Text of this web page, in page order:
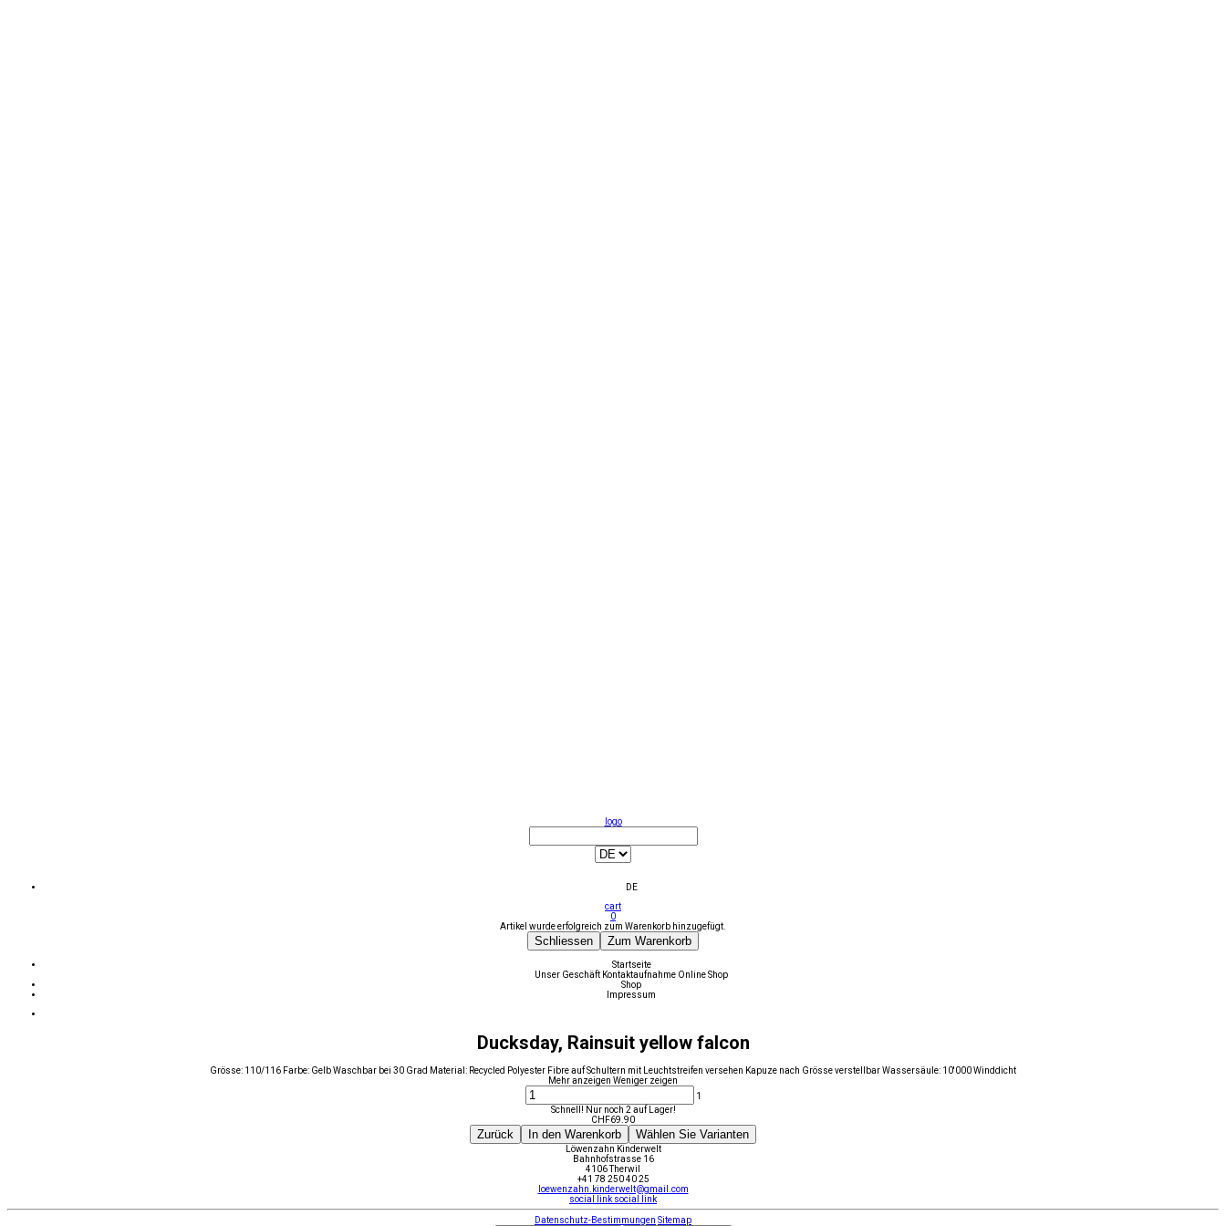
logo
DE
cart
0
Artikel wurde erfolgreich zum Warenkorb hinzugefügt.
Schliessen Zum Warenkorb
Startseite
Unser Geschäft Kontaktaufnahme Online Shop
Shop
Impressum
Ducksday, Rainsuit yellow falcon
Grösse: 110/116 Farbe: Gelb Waschbar bei 30 Grad Material: Recycled Polyester Fibre auf Schultern mit Leuchtstreifen versehen Kapuze nach Grösse verstellbar Wassersäule: 10'000 Winddicht
Mehr anzeigen Weniger zeigen
1
Schnell! Nur noch 2 auf Lager!
CHF69.90
Zurück In den Warenkorb Wählen Sie Varianten
Löwenzahn Kinderwelt
Bahnhofstrasse 16
4106 Therwil
+41 78 250 40 25
loewenzahn.kinderwelt@gmail.com
social link social link
Datenschutz-Bestimmungen Sitemap